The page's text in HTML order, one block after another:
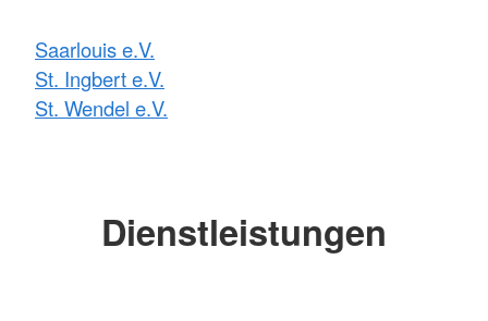
Saarlouis e.V.
St. Ingbert e.V.
St. Wendel e.V.
Dienstleistungen